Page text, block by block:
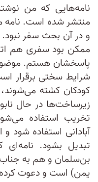
نامه‌هایی که من
منتشر شده است. نامه
و در آن بحث سفر
ممکن بود سفری هم
پاسخشان هستم.
شرایط سختی برقرار
کودکان کشته
زیرساخت‌ها در حال
تخریب استفاده
آبادانی استفاده
تبدیل بشود.
بن‌سلمان و هم به جناب
یمن) است و دعوت